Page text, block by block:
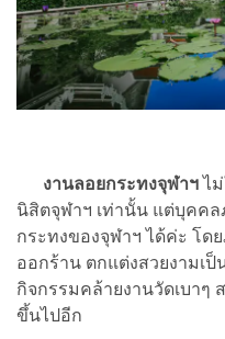
งานลอยกระทงจุฬาฯไ
นิสิตจุฬาฯ เท่านั้น แต่บุคค
กระทงของจุฬาฯ ได้ค่ะ โด
ออกร้าน ตกแต่งสวยงามเ
กิจกรรมคล้ายงานวัดเบาๆ
ขึ้นไปอีก